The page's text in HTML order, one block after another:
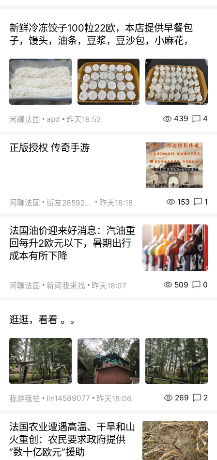
新鲜冷冻饺子100粒22欧，本店提供早餐包
子，馒头，油条，豆浆，豆沙包，小麻花，
闲聊法国 apd 昨天18:52 439 4
正版授权 传奇手游
闲聊法国 街友26592800 昨天18:18 153 1
法国油价迎来好消息：汽油重
回每升2欧元以下，暑期出行
成本有所下降
闲聊法国 新闻我来找 昨天18:07 509 0
逛逛，看看 。。
我游我拍 lin14589077 昨天18:06 269 2
法国农业遭遇高温、干旱和山
火重创：农民要求政府提供
“数十亿欧元”援助